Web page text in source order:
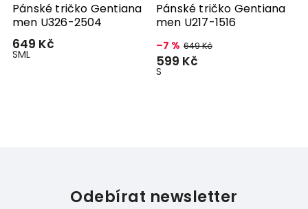
Pánské tričko Gentiana
men U326-2504
649 Kč
SML
Pánské tričko Gentiana
men U217-1516
–7 % 649 Kč
599 Kč
S
Odebírat newsletter